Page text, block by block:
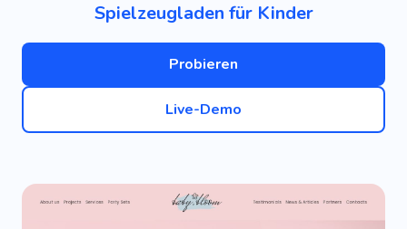
Spielzeugladen für Kinder
Probieren
Live-Demo